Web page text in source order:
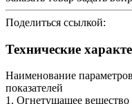
Поделиться ссылкой:
Технические
Наименование
показателей
1. Огнетушащее вещество